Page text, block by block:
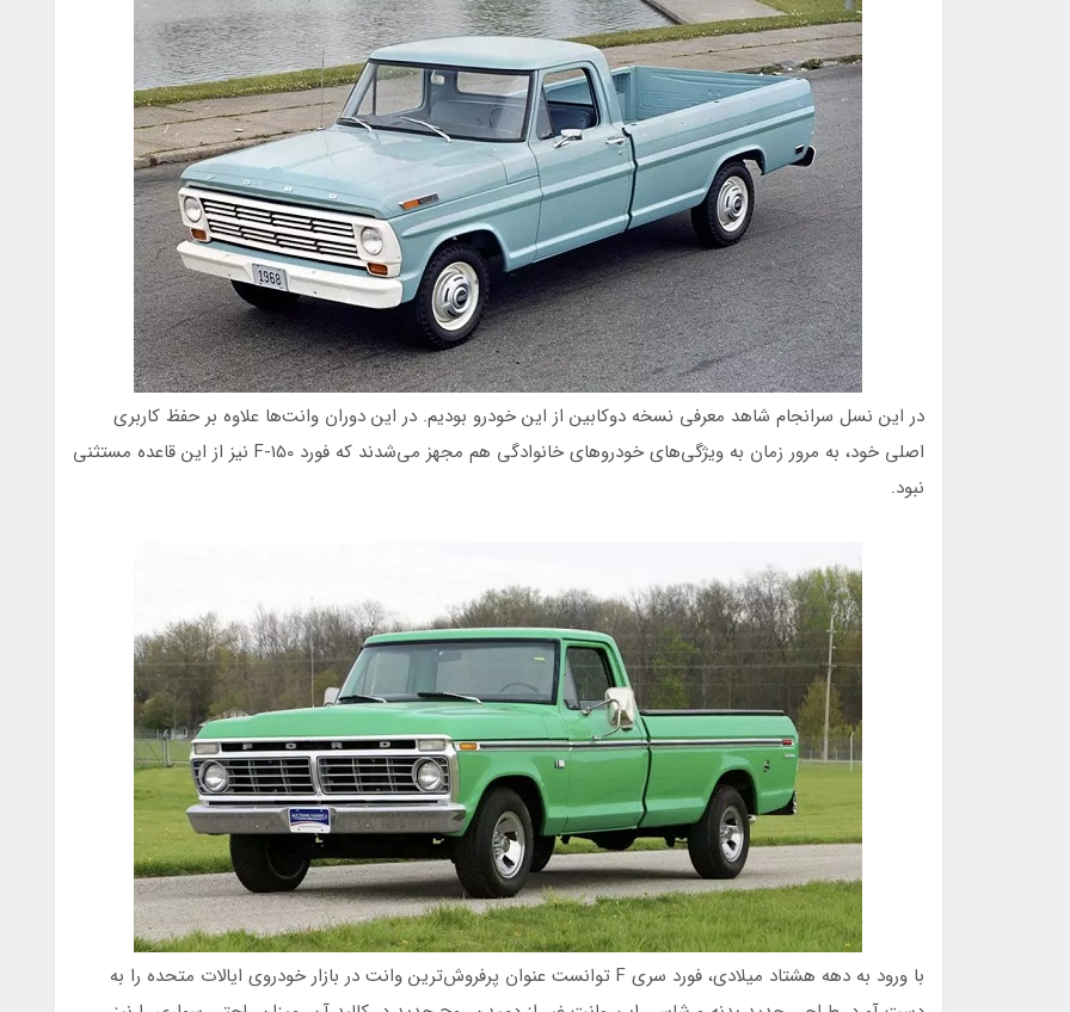
در این نسل سرانجام شاهد معرفی نسخه دوکابین از این خودرو بودیم. در این دوران وانت‌ها علاوه بر حفظ کاربری
اصلی خود، به مرور زمان به ویژگی‌های خودروهای خانوادگی هم مجهز می‌شدند که فورد F-150 نیز از این قاعده مستثنی
نبود.
با ورود به دهه هشتاد میلادی، فورد سری F توانست عنوان پرفروش‌ترین وانت در بازار خودروی ایالات متحده را به